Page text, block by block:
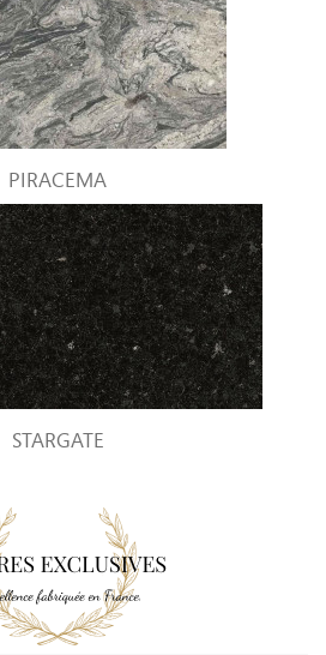
PIRACEMA
STARGATE